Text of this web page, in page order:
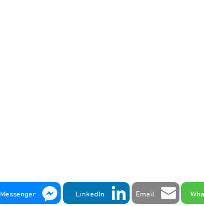
Email
LinkedIn
Messenger